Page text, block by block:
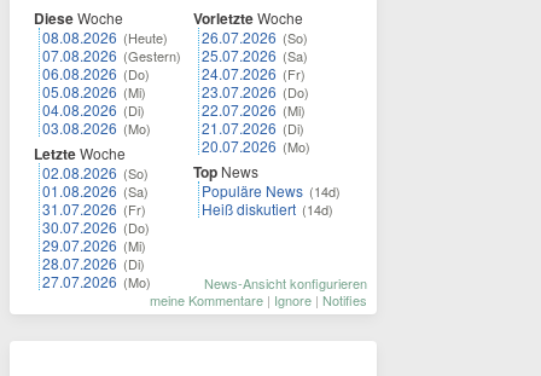
DieseWoche
08.08.2026 (Heute)
07.08.2026 (Gestern)
06.08.2026 (Do)
05.08.2026 (Mi)
04.08.2026 (Di)
03.08.2026 (Mo)
LetzteWoche
02.08.2026 (So)
01.08.2026 (Sa)
31.07.2026 (Fr)
30.07.2026 (Do)
29.07.2026 (Mi)
28.07.2026 (Di)
27.07.2026 (Mo)
VorletzteWoche
26.07.2026 (So)
25.07.2026 (Sa)
24.07.2026 (Fr)
23.07.2026 (Do)
22.07.2026 (Mi)
21.07.2026 (Di)
20.07.2026 (Mo)
Top News
Populäre News (14d)
Heiß diskutiert (14d)
News-Ansicht konfigurieren
meine Kommentare | Ignore | Notifies